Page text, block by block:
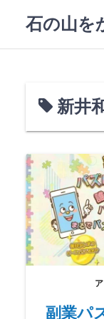
石の山を
新井
副業パ